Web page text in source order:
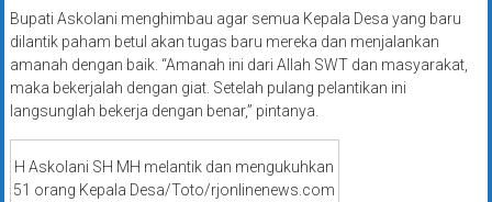
Bupati Askolani menghimbau agar semua Kepala Desa yang baru
dilantik paham betul akan tugas baru mereka dan menjalankan
amanah dengan baik. “Amanah ini dari Allah SWT dan masyarakat,
maka bekerjalah dengan giat. Setelah pulang pelantikan ini
langsunglah bekerja dengan benar,” pintanya.
H Askolani SH MH melantik dan mengukuhkan
51 orang Kepala Desa/Toto/rjonlinenews.com